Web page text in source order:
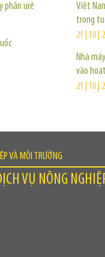
phân urê
Việt
trong
21 | 10 |
Nhà
vào
21 | 10 |
VÀ MÔI TRƯỜNG
VỤ NÔNG